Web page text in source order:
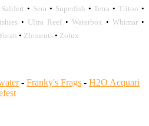
Salifert • Sera • Superfish •Tetra •Triton •
• Ultra Reef • Waterbox • Whimar •
• Zlements • Zolux
- Franky's Frags - H2O Acquari